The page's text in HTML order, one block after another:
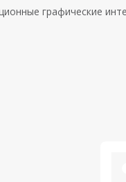
графические